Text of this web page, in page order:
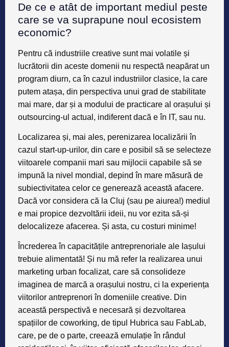
De ce e atât de important mediul peste
care se va suprapune noul ecosistem
economic?
Pentru că industriile creative sunt mai volatile și
lucrătorii din aceste domenii nu respectă neapărat un
program diurn, ca în cazul industriilor clasice, la care
putem atașa, din perspectiva unui grad de stabilitate
mai mare, dar și a modului de practicare al orașului și
outsourcing-ul actual, indiferent dacă e în IT, sau nu.
Localizarea și, mai ales, perenizarea localizării în
cazul start-up-urilor, din care e posibil să se selecteze
viitoarele companii mari sau mijlocii capabile să se
impună la nivel mondial, depind în mare măsură de
subiectivitatea celor ce generează această afacere.
Dacă vor considera că la Cluj (sau pe aiurea!) mediul
e mai propice dezvoltării ideii, nu vor ezita să-și
delocalizeze afacerea. Și asta, cu costuri minime!
Încrederea în capacitățile antreprenoriale ale Iașului
trebuie alimentată! Și nu mă refer la realizarea unui
marketing urban focalizat, care să consolideze
imaginea de marcă a orașului nostru, ci la experiența
viitorilor antreprenori în domeniile creative. Din
această perspectivă e necesară și dezvoltarea
spațiilor de coworking, de tipul Hubrica sau FabLab,
care, pe de o parte, creează emulație în rândul